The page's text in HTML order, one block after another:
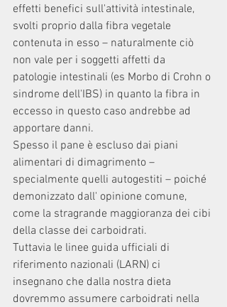
effetti benefici sull'attività intestinale,
svolti proprio dalla fibra vegetale
contenuta in esso – naturalmente ciò
non vale per i soggetti affetti da
patologie intestinali (es Morbo di Crohn o
sindrome dell'IBS) in quanto la fibra in
eccesso in questo caso andrebbe ad
apportare danni.
Spesso il pane è escluso dai piani
alimentari di dimagrimento –
specialmente quelli autogestiti – poiché
demonizzato dall' opinione comune,
come la stragrande maggioranza dei cibi
della classe dei carboidrati.
Tuttavia le linee guida ufficiali di
riferimento nazionali (LARN) ci
insegnano che dalla nostra dieta
dovremmo assumere carboidrati nella